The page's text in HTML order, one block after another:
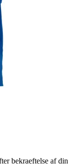
bekraeftelse af din